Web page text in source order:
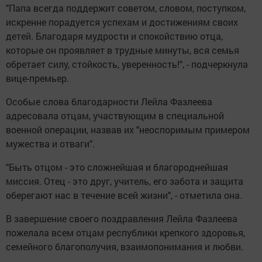
"Папа всегда поддержит советом, словом, поступком,
искренне порадуется успехам и достижениям своих
детей. Благодаря мудрости и спокойствию отца,
которые он проявляет в трудные минуты, вся семья
обретает силу, стойкость, уверенность!", - подчеркнула
вице-премьер.
Особые слова благодарности Лейла Фазлеева
адресовала отцам, участвующим в специальной
военной операции, назвав их "неоспоримым примером
мужества и отваги".
"Быть отцом - это сложнейшая и благороднейшая
миссия. Отец - это друг, учитель, его забота и защита
оберегают нас в течение всей жизни", - отметила она.
В завершение своего поздравления Лейла Фазлеева
пожелала всем отцам республики крепкого здоровья,
семейного благополучия, взаимопонимания и любви.